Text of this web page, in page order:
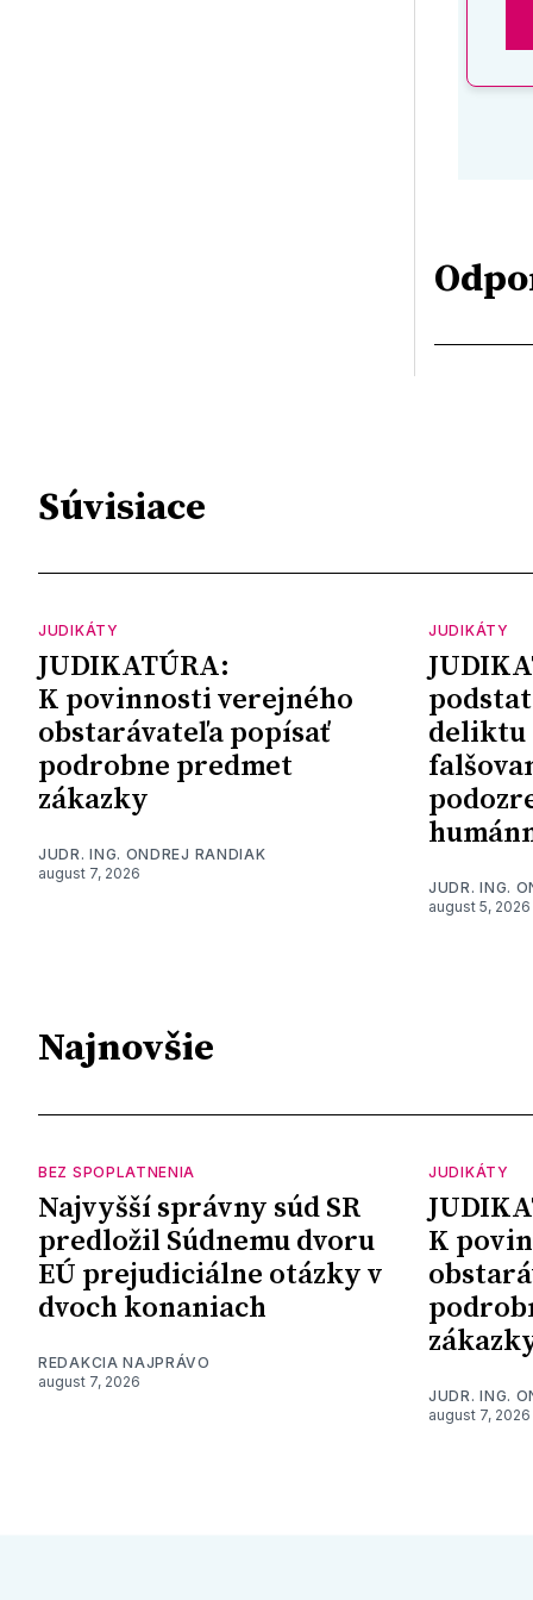
Súvisiace
JUDIKÁTY
JUDIKATÚRA:
K povinnosti verejného
obstarávateľa popísať
podrobne predmet
zákazky
JUDR. ING. ONDREJ RANDIAK
august 7, 2026
JUDIKÁTY
deliktu
JUDR. ING.
august 5, 2026
Najnovšie
BEZ SPOPLATNENIA
Najvyšší správny súd SR
predložil Súdnemu dvoru
EÚ prejudiciálne otázky v
dvoch konaniach
REDAKCIA NAJPRÁVO
august 7, 2026
JUDIKÁTY
K
JUDR. ING.
august 7, 2026